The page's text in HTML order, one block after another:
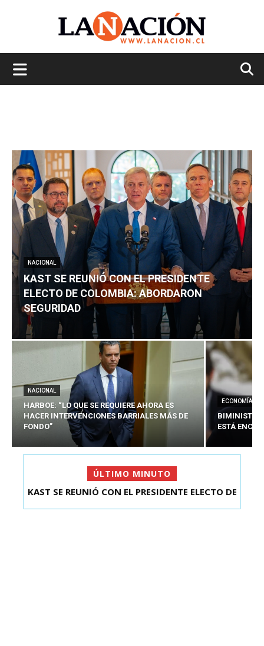
NACIONAL
KAST SE REUNIÓ CON EL PRESIDENTE
ELECTO DE COLOMBIA: ABORDARON
SEGURIDAD
NACIONAL
HARBOE: “LO QUE SE REQUIERE AHORA ES
HACER INTERVENCIONES BARRIALES MÁS DE
FONDO”
ECONOMÍA
BIMINISTRO
ESTÁ
ÚLTIMO MINUTO
KAST SE REUNIÓ CON EL PRESIDENTE ELECTO DE